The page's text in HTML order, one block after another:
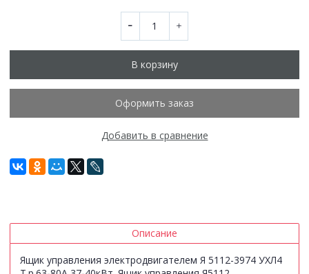
В корзину
Оформить заказ
Добавить в сравнение
Описание
Ящик управления электродвигателем Я 5112-3974 УХЛ4